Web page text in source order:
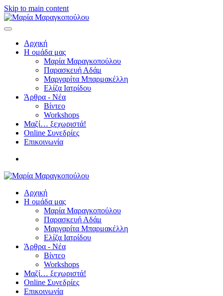
Skip to main content
Αρχική
Η ομάδα μας
Μαρία Μαραγκοπούλου
Παρασκευή Αδάμ
Μαργαρίτα Μπαρμακέλλη
Ελίζα Ιατρίδου
Άρθρα - Νέα
Βίντεο
Workshops
Μαζί… ξεχωριστά!
Online Συνεδρίες
Επικοινωνία
Αρχική
Η ομάδα μας
Μαρία Μαραγκοπούλου
Παρασκευή Αδάμ
Μαργαρίτα Μπαρμακέλλη
Ελίζα Ιατρίδου
Άρθρα - Νέα
Βίντεο
Workshops
Μαζί… ξεχωριστά!
Online Συνεδρίες
Επικοινωνία